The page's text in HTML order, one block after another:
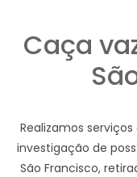
Caça
Realizamos
investigação de
São Francisco,